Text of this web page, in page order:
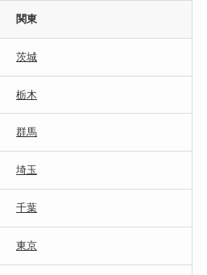
関東
茨城
栃木
群馬
埼玉
千葉
東京